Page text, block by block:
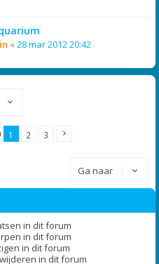
« 28 mar 2012 20:42
1 2 3
Ga naar
in dit forum
in dit forum
in dit forum
in dit forum